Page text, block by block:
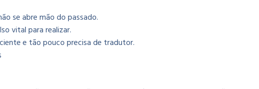
se abre mão do passado.
vital para realizar.
e tão pouco precisa de tradutor.